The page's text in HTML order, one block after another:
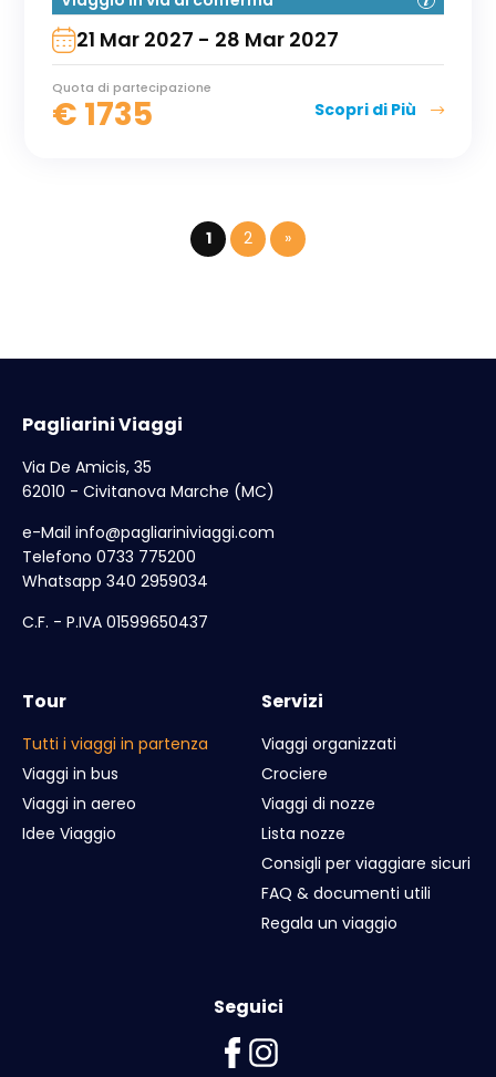
21 Mar 2027 - 28 Mar 2027
Quota di partecipazione
€ 1735 Scopri di Più
1 2 »
Pagliarini Viaggi
Via De Amicis, 35
62010 - Civitanova Marche (MC)
e-Mail info@pagliariniviaggi.com
Telefono 0733 775200
Whatsapp 340 2959034
C.F. - P.IVA 01599650437
Tour
Tutti i viaggi in partenza
Viaggi in bus
Viaggi in aereo
Idee Viaggio
Servizi
Viaggi organizzati
Crociere
Viaggi di nozze
Lista nozze
Consigli per viaggiare sicuri
FAQ & documenti utili
Regala un viaggio
Seguici